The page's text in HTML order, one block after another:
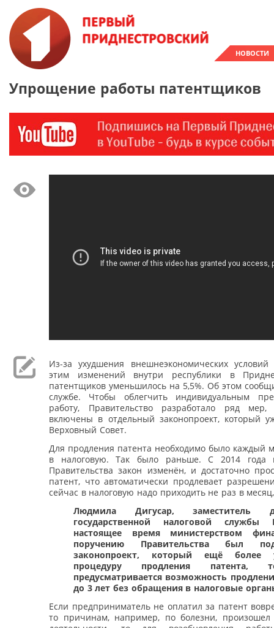
НОВОСТИ
Упрощение работы патентщиков
Из-за ухудшения внешнеэкономических
этим изменений внутри республики в
патентщиков уменьшилось на 5,5%. Об этом
службе. Чтобы облегчить индивидуальным
работу, Правительство разработало ряд
включены в отдельный законопроект, который
Верховный Совет.
Для продления патента необходимо было каждый
в налоговую. Так было раньше. С 2014 года
Правительства закон изменён, и достаточно
патент, что автоматически продлевает
сейчас в налоговую надо приходить не раз в
Людмила Дигусар, заместитель
государственной налоговой
настоящее время министерством
поручению Правительства был
законопроект, который ещё более
процедуру продления патента,
предусматривается возможность
до 3 лет без обращения в налоговые
Если предприниматель не оплатил за патент
то причинам, например, по болезни,